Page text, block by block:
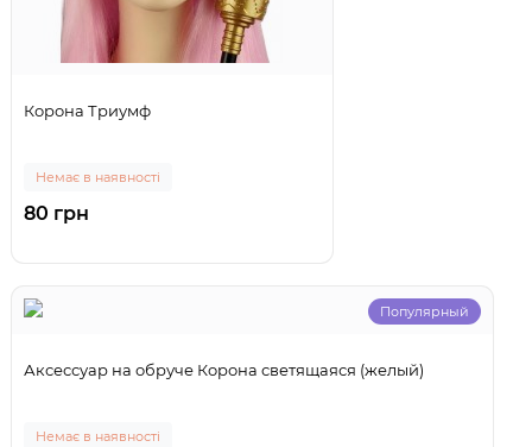
Корона Триумф
Немає в наявності
80 грн
Популярный
Аксессуар на обруче Корона светящаяся (желый)
Немає в наявності